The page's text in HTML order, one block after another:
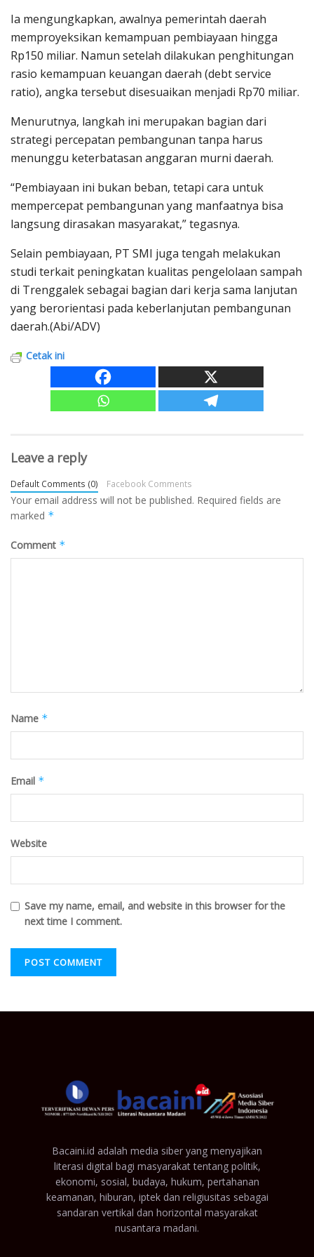
Ia mengungkapkan, awalnya pemerintah daerah
memproyeksikan kemampuan pembiayaan hingga
Rp150 miliar. Namun setelah dilakukan penghitungan
rasio kemampuan keuangan daerah (debt service
ratio), angka tersebut disesuaikan menjadi Rp70 miliar.
Menurutnya, langkah ini merupakan bagian dari
strategi percepatan pembangunan tanpa harus
menunggu keterbatasan anggaran murni daerah.
“Pembiayaan ini bukan beban, tetapi cara untuk
mempercepat pembangunan yang manfaatnya bisa
langsung dirasakan masyarakat,” tegasnya.
Selain pembiayaan, PT SMI juga tengah melakukan
studi terkait peningkatan kualitas pengelolaan sampah
di Trenggalek sebagai bagian dari kerja sama lanjutan
yang berorientasi pada keberlanjutan pembangunan
daerah.(Abi/ADV)
Cetak ini
Leave a reply
Default Comments (0) Facebook Comments
Your email address will not be published. Required fields are
marked *
Comment *
Name *
Email *
Website
Save my name, email, and website in this browser for the
next time I comment.
Bacaini.id adalah media siber yang menyajikan
literasi digital bagi masyarakat tentang politik,
ekonomi, sosial, budaya, hukum, pertahanan
keamanan, hiburan, iptek dan religiusitas sebagai
sandaran vertikal dan horizontal masyarakat
nusantara madani.